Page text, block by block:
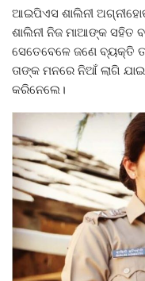
ଆଇପିଏସ ଶାଲିନୀ
ଶାଲିନୀ ନିଜ ମାଆଙ୍କ ସହିତ
ସେତେବେଳେ ଜଣେ ବ୍ୟକ୍ତି
ତାଙ୍କ ମନରେ ନିଆଁ ଲାଗି
କରିନେଲେ।